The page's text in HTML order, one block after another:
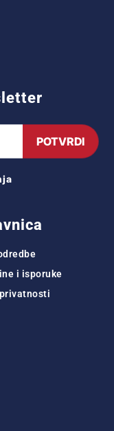
POTVRDI
i isporuke